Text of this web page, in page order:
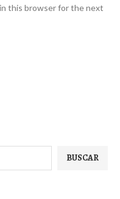
this browser for the next
BUSCAR